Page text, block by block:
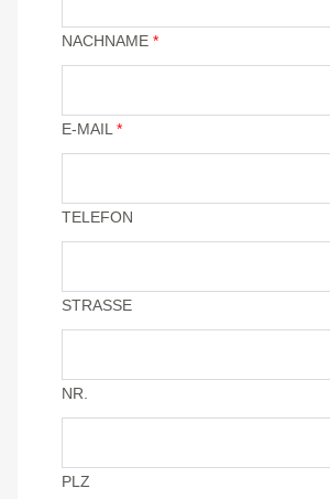
NACHNAME *
E-MAIL *
TELEFON
STRASSE
NR.
PLZ